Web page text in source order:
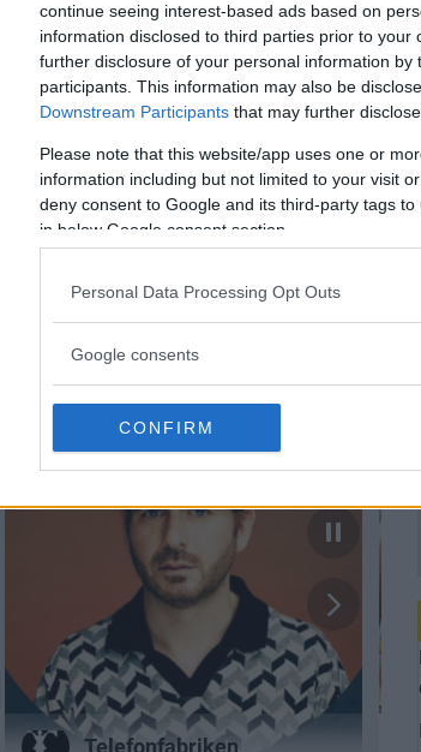
continue seeing interest-based ads based on
information disclosed to third parties prior to
further disclosure of your personal information by
participants. This information may also be
Downstream Participants that may further
Please note that this website/app uses one or
information including but not limited to your visit
deny consent to Google and its third-party tags
in below Google consent section.
Personal Data Processing Opt Outs
Google consents
CONFIRM